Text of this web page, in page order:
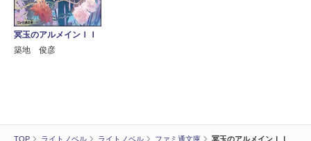
TOP ライトノベル ライトノベル ファミ通文庫 冥玉のアルメインＩＩ
冥玉のアルメインＩＩ
築地 俊彦